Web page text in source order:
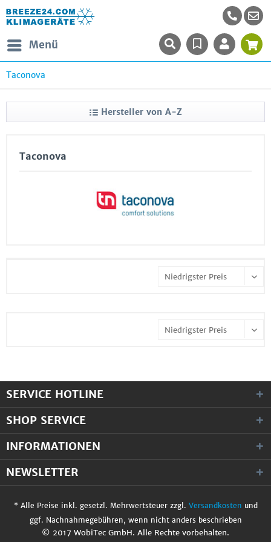
Menü
Taconova
Hersteller von A-Z
Taconova
SERVICE HOTLINE
SHOP SERVICE
INFORMATIONEN
NEWSLETTER
* Alle Preise inkl. gesetzl. Mehrwertsteuer zzgl. Versandkosten und
ggf. Nachnahmegebühren, wenn nicht anders beschrieben
© 2017 WobiTec GmbH. Alle Rechte vorbehalten.